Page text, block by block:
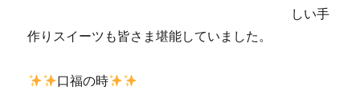
しい手
作りスイーツも皆さま堪能していました。
口福の時